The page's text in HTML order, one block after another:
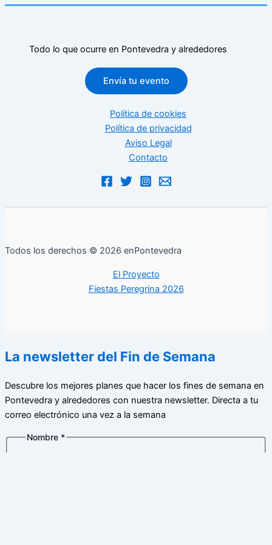
Todo lo que ocurre en Pontevedra y alrededores
Envía tu evento
Política de cookies
Política de privacidad
Aviso Legal
Contacto
Todos los derechos © 2026 enPontevedra
El Proyecto
Fiestas Peregrina 2026
La newsletter del Fin de Semana
Descubre los mejores planes que hacer los fines de semana en
Pontevedra y alrededores con nuestra newsletter. Directa a tu
correo electrónico una vez a la semana
Nombre *